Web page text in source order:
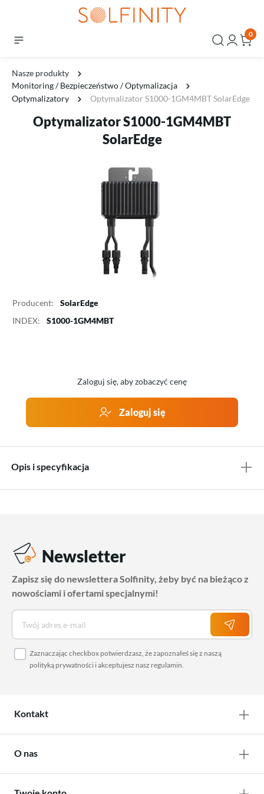
0
Nasze produkty
Monitoring / Bezpieczeństwo / Optymalizacja
Optymalizatory
Optymalizator S1000-1GM4MBT SolarEdge
Optymalizator S1000-1GM4MBT
SolarEdge
Producent:
SolarEdge
INDEX:
S1000-1GM4MBT
Zaloguj się, aby zobaczyć cenę
Zaloguj się
Opis i specyfikacja
Newsletter
Zapisz się do newslettera Solfinity, żeby być na bieżąco z
nowościami i ofertami specjalnymi!
Zaznaczając checkbox potwierdzasz, że zapoznałeś się z naszą
polityką prywatności i akceptujesz nasz regulamin.
Kontakt
O nas